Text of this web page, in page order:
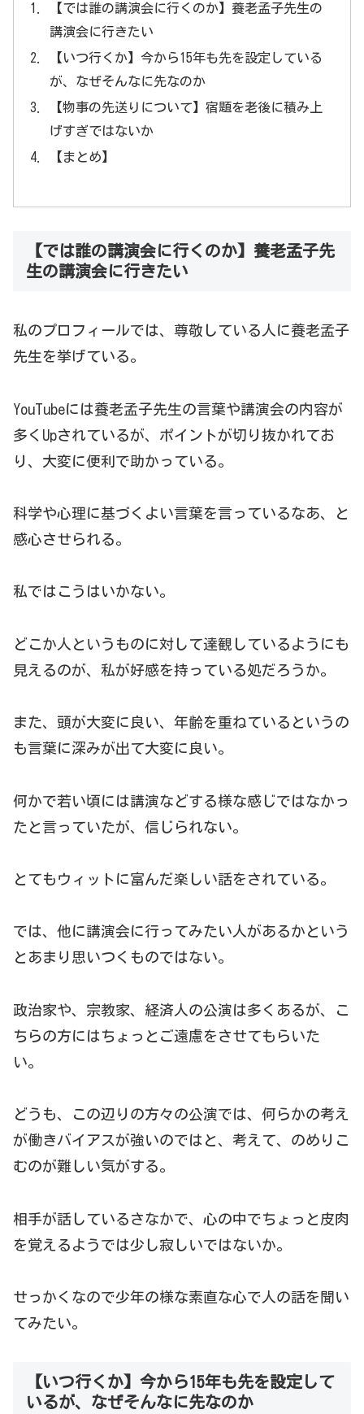
【では誰の講演会に行くのか】養老孟子先生の
講演会に行きたい
【いつ行くか】今から15年も先を設定している
が、なぜそんなに先なのか
【物事の先送りについて】宿題を老後に積み上
げすぎではないか
【まとめ】
【では誰の講演会に行くのか】養老孟子先
生の講演会に行きたい
私のプロフィールでは、尊敬している人に養老孟子
先生を挙げている。
YouTubeには養老孟子先生の言葉や講演会の内容が
多くUpされているが、ポイントが切り抜かれてお
り、大変に便利で助かっている。
科学や心理に基づくよい言葉を言っているなあ、と
感心させられる。
私ではこうはいかない。
どこか人というものに対して達観しているようにも
見えるのが、私が好感を持っている処だろうか。
また、頭が大変に良い、年齢を重ねているというの
も言葉に深みが出て大変に良い。
何かで若い頃には講演などする様な感じではなかっ
たと言っていたが、信じられない。
とてもウィットに富んだ楽しい話をされている。
では、他に講演会に行ってみたい人があるかという
とあまり思いつくものではない。
政治家や、宗教家、経済人の公演は多くあるが、こ
ちらの方にはちょっとご遠慮をさせてもらいた
い。
どうも、この辺りの方々の公演では、何らかの考え
が働きバイアスが強いのではと、考えて、のめりこ
むのが難しい気がする。
相手が話しているさなかで、心の中でちょっと皮肉
を覚えるようでは少し寂しいではないか。
せっかくなので少年の様な素直な心で人の話を聞い
てみたい。
【いつ行くか】今から15年も先を設定して
いるが、なぜそんなに先なのか